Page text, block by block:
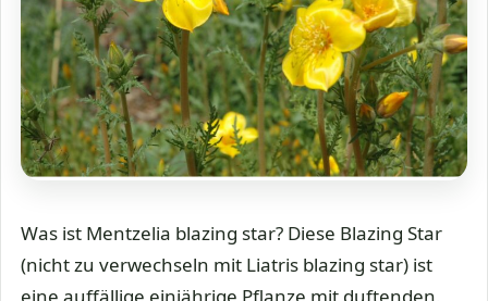
Was ist Mentzelia blazing star? Diese Blazing Star
(nicht zu verwechseln mit Liatris blazing star) ist
eine auffällige einjährige Pflanze mit duftenden,